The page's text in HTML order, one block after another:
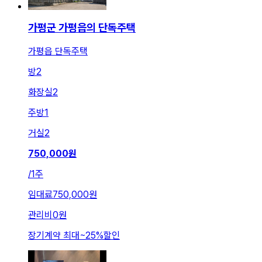
가평군 가평읍의 단독주택
가평읍 단독주택
방2
화장실2
주방1
거실2
750,000원
/1주
임대료750,000원
관리비 0원
장기계약 최대~25%할인